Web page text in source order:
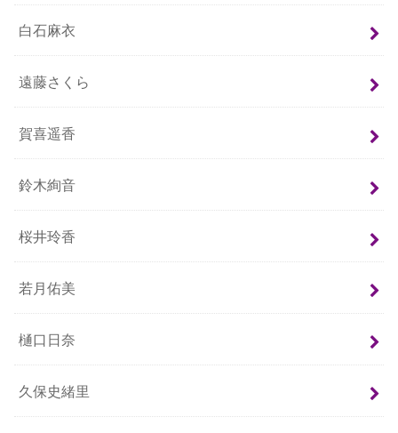
白石麻衣
遠藤さくら
賀喜遥香
鈴木絢音
桜井玲香
若月佑美
樋口日奈
久保史緒里